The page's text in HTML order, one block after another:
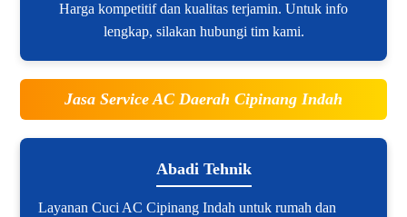
Harga kompetitif dan kualitas terjamin. Untuk info
lengkap, silakan hubungi tim kami.
Jasa Service AC Daerah Cipinang Indah
Abadi Tehnik
Layanan Cuci AC Cipinang Indah untuk rumah dan